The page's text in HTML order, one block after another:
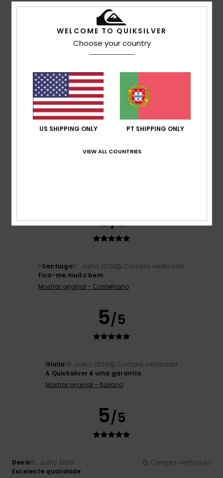
Um belo produto a preço reduzido. Muito confortável de
Mostrar original - Francês
Relação qualidade/preço
Eu recomendo este produto
5
5/5
-Santiago17. Julho 2026
Compra verificada
Fica-me muito bem
Mostrar original - Castelhano
5/5
Giulia16. Julho 2026
Compra verificada
A Quicksilver é uma garantia
Mostrar original - Italiano
5/5
Denis15. Julho 2026
Compra verificada
Excelente qualidade
WELCOME TO QUIKSILVER
Choose your country
US SHIPPING ONLY PT SHIPPING ONLY
VIEW ALL COUNTRIES